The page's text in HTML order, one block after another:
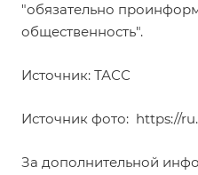
"обязательно
общественность".
Источник: ТАСС
Источник фото: https://
За дополнительной